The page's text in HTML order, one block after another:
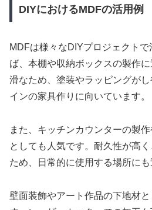
DIYにおけるMDFの活用例
MDFは様々なDIYプロジェクトで
ば、本棚や収納ボックスの製作
滑なため、塗装やラッピングが
インの家具作りに向いています。
また、キッチンカウンターの製
としても人気です。耐久性が高
ため、日常的に使用する場所にも
壁面装飾やアート作品の下地材